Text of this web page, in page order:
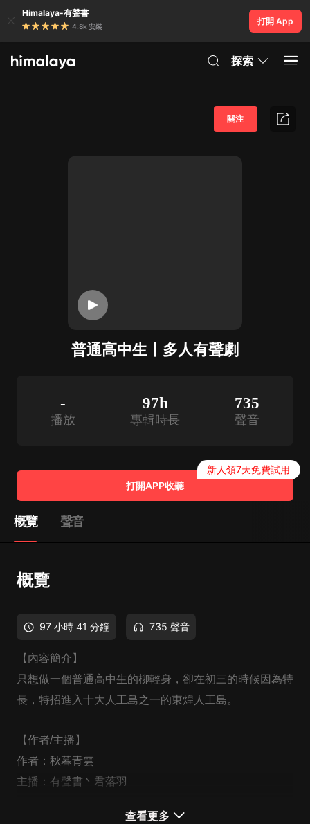
Himalaya-有聲書
4.8k 安裝
打開 App
探索
普通高中生丨多人有聲劇
關注
-
播放
97h
專輯時長
735
聲音
打開APP收聽
新人領7天免費試用
概覽 聲音
概覽
97 小時 41 分鐘 735 聲音
【內容簡介】
只想做一個普通高中生的柳輕身，卻在初三的時候因為特
長，特招進入十大人工島之一的東煌人工島。
【作者/主播】
作者：秋暮青雲
主播：有聲書丶君落羽
查看更多